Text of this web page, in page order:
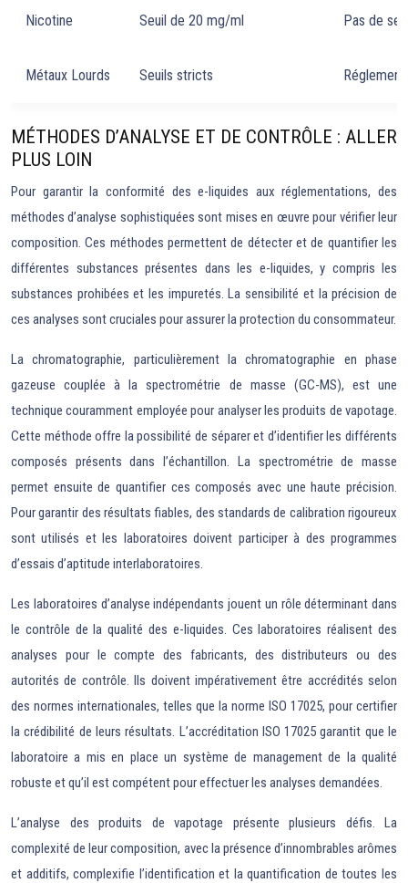
Nicotine Seuil de 20 mg/ml Pas de
Métaux Lourds Seuils stricts
MÉTHODES D’ANALYSE ET DE CONTRÔLE : ALLER
PLUS LOIN
Pour garantir la conformité des e-liquides aux réglementations, des
méthodes d’analyse sophistiquées sont mises en œuvre pour vérifier leur
composition. Ces méthodes permettent de détecter et de quantifier les
différentes substances présentes dans les e-liquides, y compris les
substances prohibées et les impuretés. La sensibilité et la précision de
ces analyses sont cruciales pour assurer la protection du consommateur.
La chromatographie, particulièrement la chromatographie en phase
gazeuse couplée à la spectrométrie de masse (GC-MS), est une
technique couramment employée pour analyser les produits de vapotage.
Cette méthode offre la possibilité de séparer et d’identifier les différents
composés présents dans l’échantillon. La spectrométrie de masse
permet ensuite de quantifier ces composés avec une haute précision.
Pour garantir des résultats fiables, des standards de calibration rigoureux
sont utilisés et les laboratoires doivent participer à des programmes
d’essais d’aptitude interlaboratoires.
Les laboratoires d’analyse indépendants jouent un rôle déterminant dans
le contrôle de la qualité des e-liquides. Ces laboratoires réalisent des
analyses pour le compte des fabricants, des distributeurs ou des
autorités de contrôle. Ils doivent impérativement être accrédités selon
des normes internationales, telles que la norme ISO 17025, pour certifier
la crédibilité de leurs résultats. L’accréditation ISO 17025 garantit que le
laboratoire a mis en place un système de management de la qualité
robuste et qu’il est compétent pour effectuer les analyses demandées.
L’analyse des produits de vapotage présente plusieurs défis. La
complexité de leur composition, avec la présence d’innombrables arômes
et additifs, complexifie l’identification et la quantification de toutes les